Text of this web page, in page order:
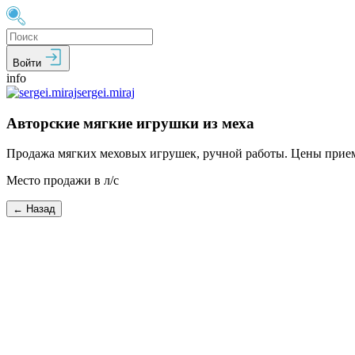
Войти
info
sergei.miraj
Авторские мягкие игрушки из меха
Продажа мягких меховых игрушек, ручной работы. Цены
Место продажи в л/с
← Назад